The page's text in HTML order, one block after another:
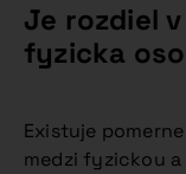
Je rozdiel
fyzicka
Existuje
medzi fyzickou